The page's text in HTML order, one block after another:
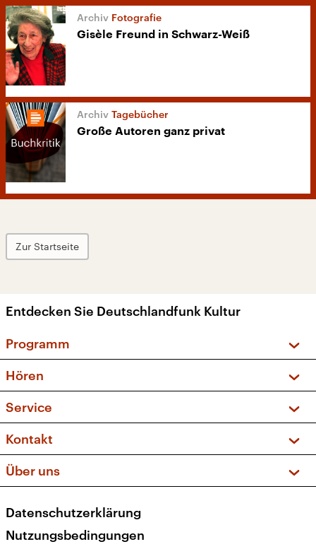
Fotografie
Gisèle Freund in Schwarz-Weiß
Tagebücher
Große Autoren ganz privat
Zur Startseite
Entdecken Sie Deutschlandfunk Kultur
Programm
Sendungen und Podcasts
Musikliste
Kakadu – Das Kinderprogramm
Hören
Frequenzen (UKW + DAB+)
Service
FAQ
Apps
Newsletter
Veranstaltungen
Kontakt
Social Media
Über uns
Presse
Karriere
Datenschutzerklärung
Nutzungsbedingungen